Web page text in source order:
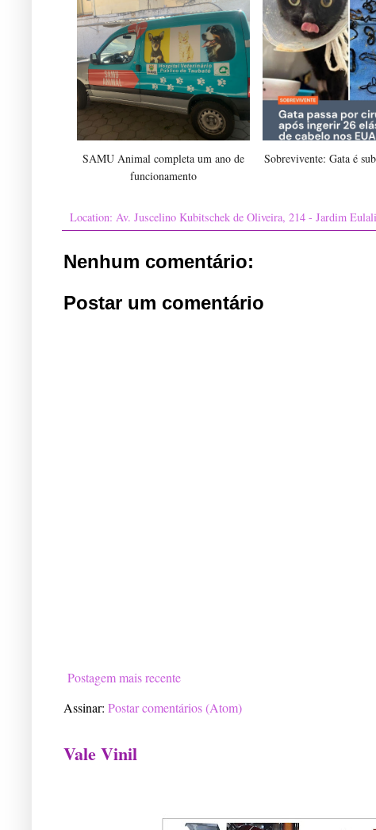
SAMU Animal completa um ano de
funcionamento
Sobrevivente: Gata é
Location: Av. Juscelino Kubitschek de Oliveira, 214 - Jardim
Nenhum comentário:
Postar um comentário
Postagem mais recente
Assinar: Postar comentários (Atom)
Vale Vinil